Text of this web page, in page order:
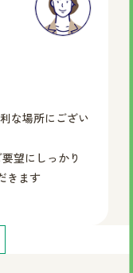
な場所にござい
望にしっかり
きます